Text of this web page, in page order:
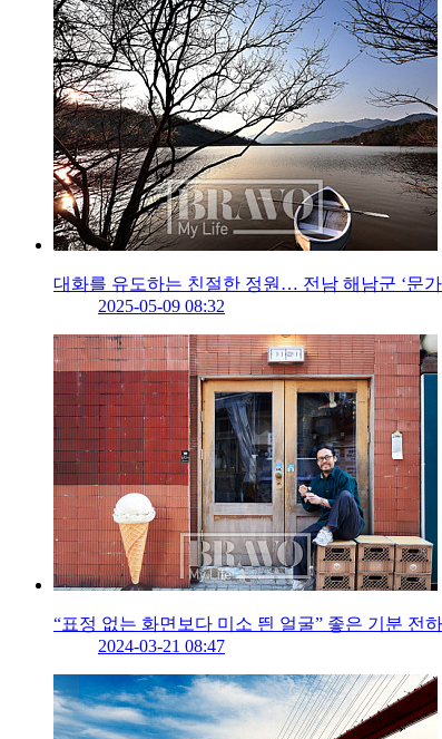
대화를 유도하는 친절한 정원… 전남 해남군 ‘문가
2025-05-09 08:32
“표정 없는 화면보다 미소 띈 얼굴” 좋은 기분 전
2024-03-21 08:47